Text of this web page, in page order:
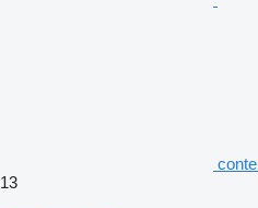
13